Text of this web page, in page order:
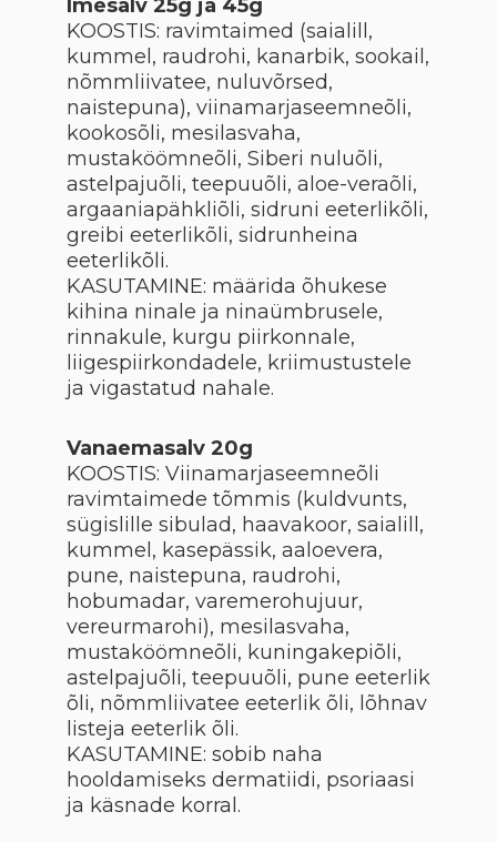
Imesalv 25g ja 45g
KOOSTIS: ravimtaimed (saialill,
kummel, raudrohi, kanarbik, sookail,
nõmmliivatee, nuluvõrsed,
naistepuna), viinamarjaseemneõli,
kookosõli, mesilasvaha,
mustaköömneõli, Siberi nuluõli,
astelpajuõli, teepuuõli, aloe-veraõli,
argaaniapähkliõli, sidruni eeterlikõli,
greibi eeterlikõli, sidrunheina
eeterlikõli.
KASUTAMINE: määrida õhukese
kihina ninale ja ninaümbrusele,
rinnakule, kurgu piirkonnale,
liigespiirkondadele, kriimustustele
ja vigastatud nahale.
Vanaemasalv 20g
KOOSTIS: Viinamarjaseemneõli
ravimtaimede tõmmis (kuldvunts,
sügislille sibulad, haavakoor, saialill,
kummel, kasepässik, aaloevera,
pune, naistepuna, raudrohi,
hobumadar, varemerohujuur,
vereurmarohi), mesilasvaha,
mustaköömneõli, kuningakepiõli,
astelpajuõli, teepuuõli, pune eeterlik
õli, nõmmliivatee eeterlik õli, lõhnav
listeja eeterlik õli.
KASUTAMINE: sobib naha
hooldamiseks dermatiidi, psoriaasi
ja käsnade korral.